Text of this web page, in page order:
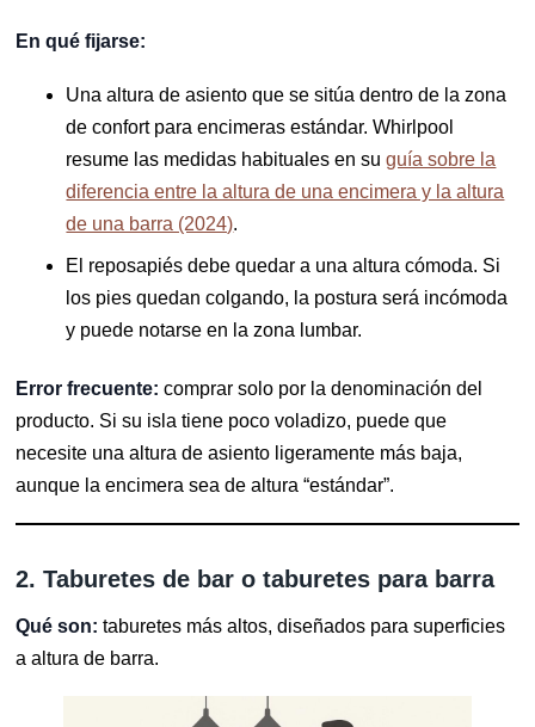
En qué fijarse:
Una altura de asiento que se sitúa dentro de la zona
de confort para encimeras estándar. Whirlpool
resume las medidas habituales en suguía sobre la
diferencia entre la altura de una encimera y la altura
de una barra (2024).
El reposapiés debe quedar a una altura cómoda. Si
los pies quedan colgando, la postura será incómoda
y puede notarse en la zona lumbar.
Error frecuente: comprar solo por la denominación del
producto. Si su isla tiene poco voladizo, puede que
necesite una altura de asiento ligeramente más baja,
aunque la encimera sea de altura “estándar”.
2. Taburetes de bar o taburetes para barra
Qué son: taburetes más altos, diseñados para superficies
a altura de barra.